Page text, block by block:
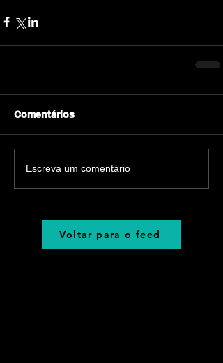
Comentários
Escreva um comentário
Voltar para o feed